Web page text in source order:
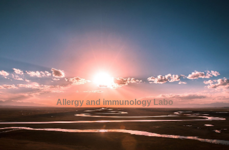
Allergy and immunology Labo